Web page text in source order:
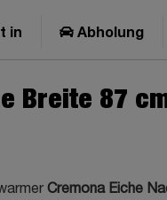
in Abholung
87 cm
Cremona Eiche